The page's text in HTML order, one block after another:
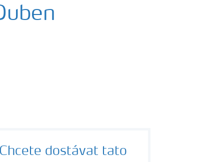
Chcete dostávat tato